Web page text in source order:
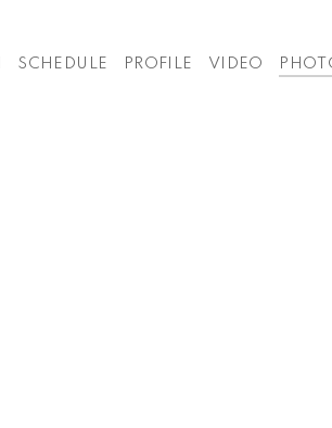
SCHEDULE PROFILE VIDEO